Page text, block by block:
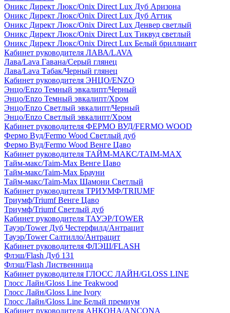
Оникс Директ Люкс/Onix Direct Lux Дуб Аризона
Оникс Директ Люкс/Onix Direct Lux Дуб Аттик
Оникс Директ Люкс/Onix Direct Lux Денвер светлый
Оникс Директ Люкс/Onix Direct Lux Тиквуд светлый
Оникс Директ Люкс/Onix Direct Lux Белый бриллиант
Кабинет руководителя ЛАВА/LAVA
Лава/Lava Гавана/Серый глянец
Лава/Lava Табак/Черный глянец
Кабинет руководителя ЭНЦО/ENZO
Энцо/Enzo Темный эвкалипт/Черный
Энцо/Enzo Темный эвкалипт/Хром
Энцо/Enzo Светлый эвкалипт/Черный
Энцо/Enzo Светлый эвкалипт/Хром
Кабинет руководителя ФЕРМО ВУД/FERMO WOOD
Фермо Вуд/Fermo Wood Светлый дуб
Фермо Вуд/Fermo Wood Венге Цаво
Кабинет руководителя ТАЙМ-МАКС/TAIM-MAX
Тайм-макс/Taim-Max Венге Цаво
Тайм-макс/Taim-Max Брауни
Тайм-макс/Taim-Max Шамони Светлый
Кабинет руководителя ТРИУМФ/TRIUMF
Триумф/Triumf Венге Цаво
Триумф/Triumf Светлый дуб
Кабинет руководителя ТАУЭР/TOWER
Тауэр/Tower Дуб Честерфилд/Антрацит
Тауэр/Tower Салтилло/Антрацит
Кабинет руководителя ФЛЭШ/FLASH
Флэш/Flash Дуб 131
Флэш/Flash Лиственница
Кабинет руководителя ГЛОСС ЛАЙН/GLOSS LINE
Глосс Лайн/Gloss Line Teakwood
Глосс Лайн/Gloss Line Ivory
Глосс Лайн/Gloss Line Белый премиум
Кабинет руководителя АНКОНА/ANCONA